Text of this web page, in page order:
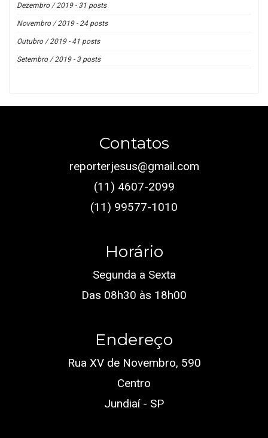
Dezembro / 2019 - 31 posts
Novembro / 2019 - 24 posts
Outubro / 2019 - 41 posts
Setembro / 2019 - 3 posts
Contatos
reporterjesus@gmail.com
(11) 4607-2099
(11) 99577-1010
Horário
Segunda a Sexta
Das 08h30 às 18h00
Endereço
Rua XV de Novembro, 590
Centro
Jundiaí - SP